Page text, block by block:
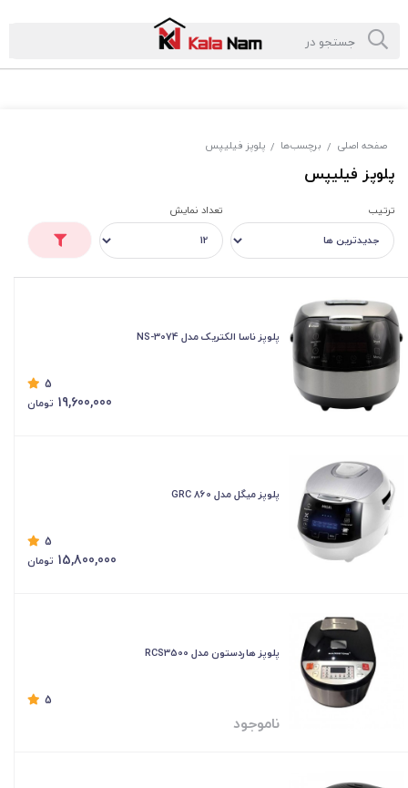
صفحه اصلی / برچسب‌ها / پلوپز فیلیپس
پلوپز فیلیپس
ترتیب تعداد نمایش
پلوپز ناسا الکتریک مدل NS-3074
5
19,600,000 تومان
پلوپز میگل مدل GRC 860
5
15,800,000 تومان
پلوپز هاردستون مدل RCS3500
5
ناموجود